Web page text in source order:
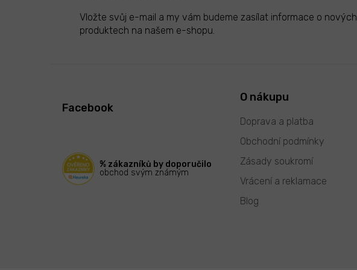
Vložte svůj e-mail a my vám budeme zasílat informace o nových
produktech na našem e-shopu.
Facebook
% zákazníků by doporučilo
obchod svým známým
O nákupu
Doprava a platba
Obchodní podmínky
Zásady soukromí
Vrácení a reklamace
Blog